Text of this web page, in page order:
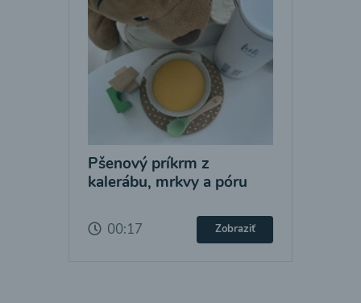
Pšenový príkrm z
kalerábu, mrkvy a póru
00:17 Zobraziť